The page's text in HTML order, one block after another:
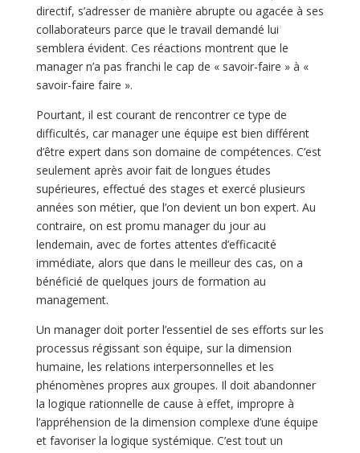
directif, s’adresser de manière abrupte ou agacée à ses
collaborateurs parce que le travail demandé lui
semblera évident. Ces réactions montrent que le
manager n’a pas franchi le cap de « savoir-faire » à «
savoir-faire faire ».
Pourtant, il est courant de rencontrer ce type de
difficultés, car manager une équipe est bien différent
d’être expert dans son domaine de compétences. C’est
seulement après avoir fait de longues études
supérieures, effectué des stages et exercé plusieurs
années son métier, que l’on devient un bon expert. Au
contraire, on est promu manager du jour au
lendemain, avec de fortes attentes d’efficacité
immédiate, alors que dans le meilleur des cas, on a
bénéficié de quelques jours de formation au
management.
Un manager doit porter l’essentiel de ses efforts sur les
processus régissant son équipe, sur la dimension
humaine, les relations interpersonnelles et les
phénomènes propres aux groupes. Il doit abandonner
la logique rationnelle de cause à effet, impropre à
l’appréhension de la dimension complexe d’une équipe
et favoriser la logique systémique. C’est tout un